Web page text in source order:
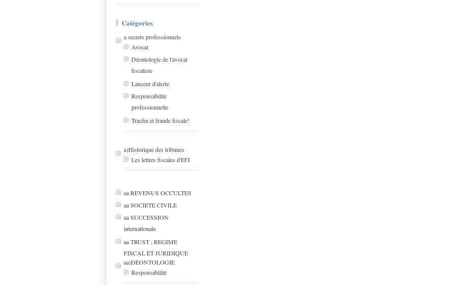
Catégories
a secrets professionnels
Avocat
Déontologie de l'avocat
fiscaliste
Lanceur d'alerte
Responsabilite
professionnelle
Tracfin et fraude fiscale!
a)Historique des tribunes
Les lettres fiscales d'EFI
aa REVENUS OCCULTES
aa SOCIETE CIVILE
aa SUCCESSION
internationale
aa TRUST ; REGIME
FISCAL ET JURIDIQUE
aa)DEONTOLOGIE
Responsabilité